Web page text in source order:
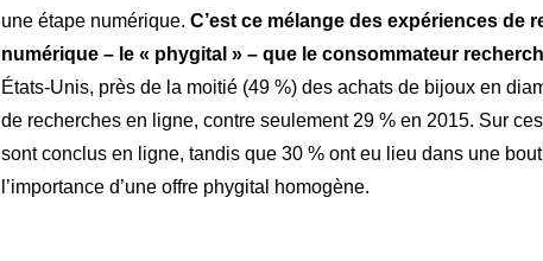
une étape numérique. C’est ce mélange des expériences de
numérique – le « phygital » – que le consommateur
États-Unis, près de la moitié (49 %) des achats de bijoux en
de recherches en ligne, contre seulement 29 % en 2015. Sur
sont conclus en ligne, tandis que 30 % ont eu lieu dans une
l’importance d’une offre phygital homogène.